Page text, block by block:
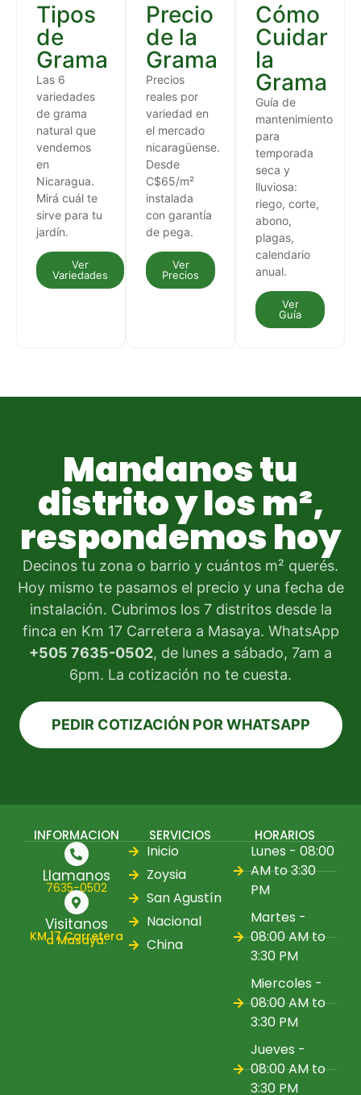
Tipos
de
Grama
Las 6
variedades
de grama
natural que
vendemos
en
Nicaragua.
Mirá cuál te
sirve para tu
jardín.
Ver
Variedades
Precio
de la
Grama
Precios
reales por
variedad en
el mercado
nicaragüense.
Desde
C$65/m²
instalada
con garantía
de pega.
Ver
Precios
Cómo
Cuidar
la
Grama
Guía de
mantenimiento
para
temporada
seca y
lluviosa:
riego, corte,
abono,
plagas,
calendario
anual.
Ver
Guía
Mandanos tu
distrito y los m²,
respondemos hoy
Decinos tu zona o barrio y cuántos m² querés.
Hoy mismo te pasamos el precio y una fecha de
instalación. Cubrimos los 7 distritos desde la
finca en Km 17 Carretera a Masaya. WhatsApp
+505 7635-0502, de lunes a sábado, 7am a
6pm. La cotización no te cuesta.
PEDIR COTIZACIÓN POR WHATSAPP
INFORMACION
Llamanos
7635-0502
Visitanos
KM 17 Carretera
a Masaya.
SERVICIOS
Inicio
Zoysia
San Agustín
Nacional
China
HORARIOS
Lunes - 08:00
AM to 3:30
PM
Martes -
08:00 AM to
3:30 PM
Miercoles -
08:00 AM to
3:30 PM
Jueves -
08:00 AM to
3:30 PM